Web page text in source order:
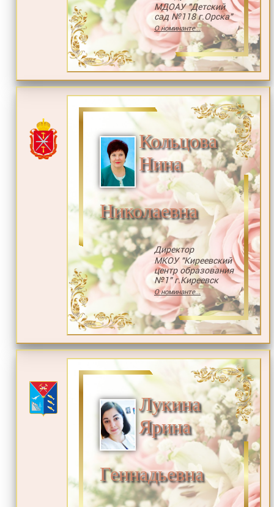
МДОАУ "Детский
сад №118 г.Орска"
О номинанте...
Кольцова
Нина
Николаевна
Директор
МКОУ "Киреевский
центр образования
№1" г.Киреевск
О номинанте...
Лукина
Ярина
Геннадьевна